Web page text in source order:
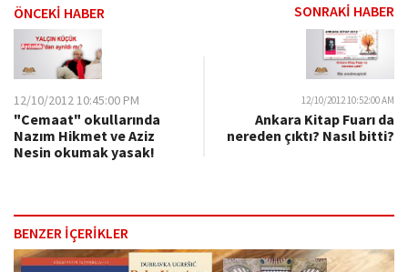
ÖNCEKİ HABER SONRAKİ HABER
12/10/2012 10:45:00 PM
"Cemaat" okullarında
Nazım Hikmet ve Aziz
Nesin okumak yasak!
12/10/2012 10:52:00 AM
Ankara Kitap Fuarı da
nereden çıktı? Nasıl bitti?
BENZER İÇERİKLER